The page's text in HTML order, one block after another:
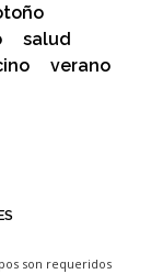
salud
verano
son requeridos